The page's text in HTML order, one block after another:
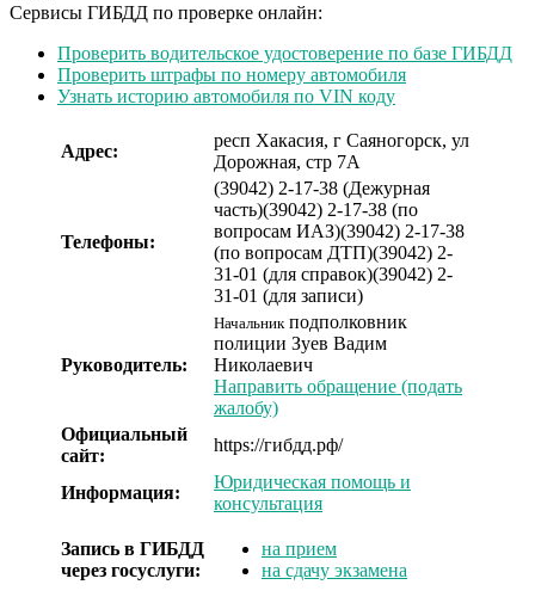
Сервисы ГИБДД по проверке онлайн:
Проверить водительское удостоверение по базе ГИБДД
Проверить штрафы по номеру автомобиля
Узнать историю автомобиля по VIN коду
Адрес:
респ Хакасия, г Саяногорск, ул
Дорожная, стр 7А
Телефоны:
(39042) 2-17-38 (Дежурная
часть)(39042) 2-17-38 (по
вопросам ИАЗ)(39042) 2-17-38
(по вопросам ДТП)(39042) 2-
31-01 (для справок)(39042) 2-
31-01 (для записи)
Руководитель:
Начальник подполковник
полиции Зуев Вадим
Николаевич
Направить обращение (подать
жалобу)
Официальный
сайт:
https://гибдд.рф/
Информация:
Юридическая помощь и
консультация
Запись в ГИБДД
через госуслуги:
на прием
на сдачу экзамена